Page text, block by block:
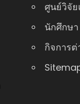
ศูนย์วิจั
นักศึกษา
กิจการต่